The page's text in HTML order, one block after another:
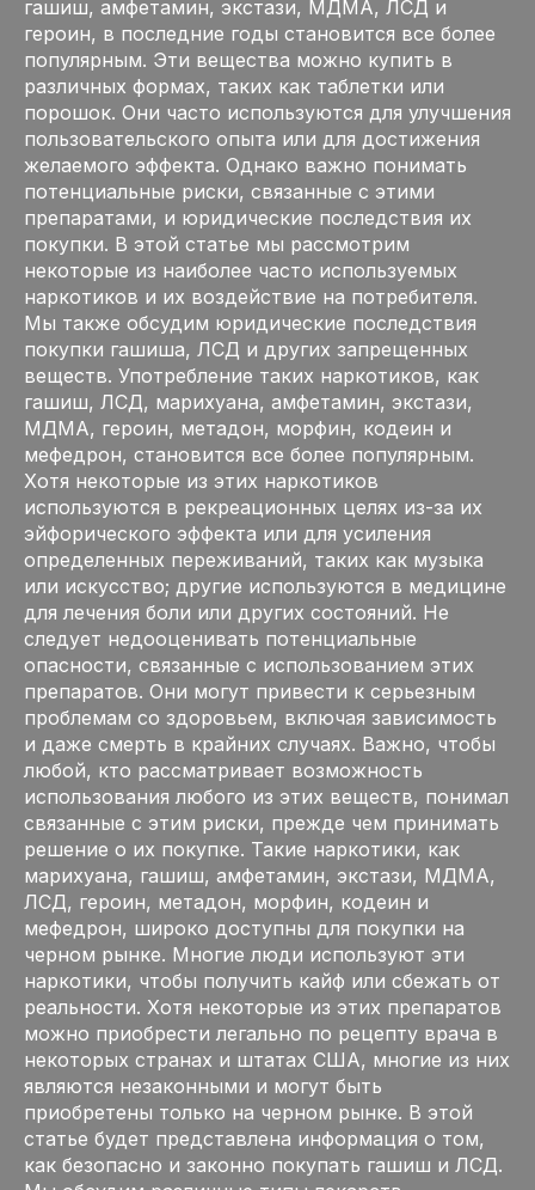
гашиш, амфетамин, экстази, МДМА, ЛСД и
героин, в последние годы становится все более
популярным. Эти вещества можно купить в
различных формах, таких как таблетки или
порошок. Они часто используются для улучшения
пользовательского опыта или для достижения
желаемого эффекта. Однако важно понимать
потенциальные риски, связанные с этими
препаратами, и юридические последствия их
покупки. В этой статье мы рассмотрим
некоторые из наиболее часто используемых
наркотиков и их воздействие на потребителя.
Мы также обсудим юридические последствия
покупки гашиша, ЛСД и других запрещенных
веществ. Употребление таких наркотиков, как
гашиш, ЛСД, марихуана, амфетамин, экстази,
МДМА, героин, метадон, морфин, кодеин и
мефедрон, становится все более популярным.
Хотя некоторые из этих наркотиков
используются в рекреационных целях из-за их
эйфорического эффекта или для усиления
определенных переживаний, таких как музыка
или искусство; другие используются в медицине
для лечения боли или других состояний. Не
следует недооценивать потенциальные
опасности, связанные с использованием этих
препаратов. Они могут привести к серьезным
проблемам со здоровьем, включая зависимость
и даже смерть в крайних случаях. Важно, чтобы
любой, кто рассматривает возможность
использования любого из этих веществ, понимал
связанные с этим риски, прежде чем принимать
решение о их покупке. Такие наркотики, как
марихуана, гашиш, амфетамин, экстази, МДМА,
ЛСД, героин, метадон, морфин, кодеин и
мефедрон, широко доступны для покупки на
черном рынке. Многие люди используют эти
наркотики, чтобы получить кайф или сбежать от
реальности. Хотя некоторые из этих препаратов
можно приобрести легально по рецепту врача в
некоторых странах и штатах США, многие из них
являются незаконными и могут быть
приобретены только на черном рынке. В этой
статье будет представлена информация о том,
как безопасно и законно покупать гашиш и ЛСД.